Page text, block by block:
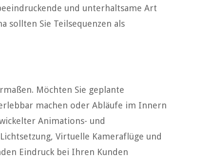
und unterhaltsame Art
sollten Sie Teilsequenzen als
Möchten Sie geplante
machen oder Abläufe im Innern
Animations- und
Virtuelle Kameraflüge und
Eindruck bei Ihren Kunden